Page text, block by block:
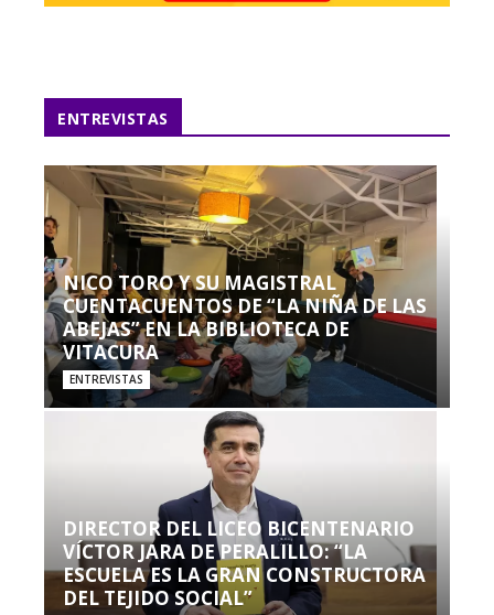
ENTREVISTAS
NICO TORO Y SU MAGISTRAL
CUENTACUENTOS DE “LA NIÑA DE LAS
ABEJAS” EN LA BIBLIOTECA DE
VITACURA
ENTREVISTAS
DIRECTOR DEL LICEO BICENTENARIO
VÍCTOR JARA DE PERALILLO: “LA
ESCUELA ES LA GRAN CONSTRUCTORA
DEL TEJIDO SOCIAL”